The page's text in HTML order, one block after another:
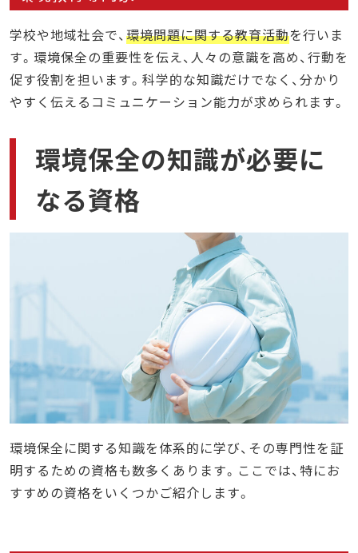
学校や地域社会で、環境問題に関する教育活動を行いま
す。環境保全の重要性を伝え、人々の意識を高め、行動を
促す役割を担います。科学的な知識だけでなく、分かり
やすく伝えるコミュニケーション能力が求められます。
環境保全の知識が必要に
なる資格
環境保全に関する知識を体系的に学び、その専門性を証
明するための資格も数多くあります。ここでは、特にお
すすめの資格をいくつかご紹介します。